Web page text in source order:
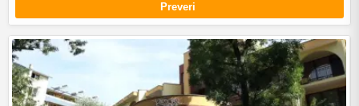
Preveri